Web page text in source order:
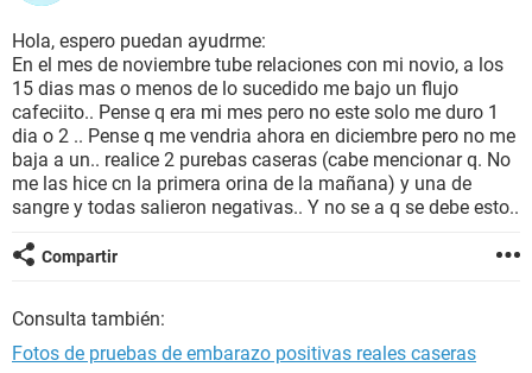
SEXUALIDAD
GLOSARIO
Hola, espero puedan ayudrme:
En el mes de noviembre tube relaciones con mi novio, a los
15 dias mas o menos de lo sucedido me bajo un flujo
cafeciito.. Pense q era mi mes pero no este solo me duro 1
dia o 2 .. Pense q me vendria ahora en diciembre pero no me
baja a un.. realice 2 purebas caseras (cabe mencionar q. No
me las hice cn la primera orina de la mañana) y una de
sangre y todas salieron negativas.. Y no se a q se debe esto..
Compartir
Consulta también:
Fotos de pruebas de embarazo positivas reales caseras